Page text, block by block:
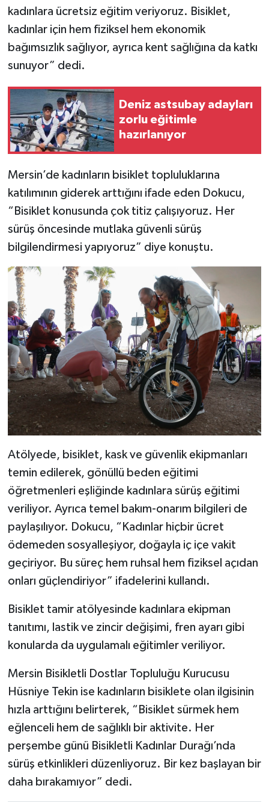
kadınlara ücretsiz eğitim veriyoruz. Bisiklet,
kadınlar için hem fiziksel hem ekonomik
bağımsızlık sağlıyor, ayrıca kent sağlığına da katkı
sunuyor” dedi.
Deniz astsubay adayları
zorlu eğitimle
hazırlanıyor
Mersin’de kadınların bisiklet topluluklarına
katılımının giderek arttığını ifade eden Dokucu,
“Bisiklet konusunda çok titiz çalışıyoruz. Her
sürüş öncesinde mutlaka güvenli sürüş
bilgilendirmesi yapıyoruz” diye konuştu.
Atölyede, bisiklet, kask ve güvenlik ekipmanları
temin edilerek, gönüllü beden eğitimi
öğretmenleri eşliğinde kadınlara sürüş eğitimi
veriliyor. Ayrıca temel bakım-onarım bilgileri de
paylaşılıyor. Dokucu, “Kadınlar hiçbir ücret
ödemeden sosyalleşiyor, doğayla iç içe vakit
geçiriyor. Bu süreç hem ruhsal hem fiziksel açıdan
onları güçlendiriyor” ifadelerini kullandı.
Bisiklet tamir atölyesinde kadınlara ekipman
tanıtımı, lastik ve zincir değişimi, fren ayarı gibi
konularda da uygulamalı eğitimler veriliyor.
Mersin Bisikletli Dostlar Topluluğu Kurucusu
Hüsniye Tekin ise kadınların bisiklete olan ilgisinin
hızla arttığını belirterek, “Bisiklet sürmek hem
eğlenceli hem de sağlıklı bir aktivite. Her
perşembe günü Bisikletli Kadınlar Durağı’nda
sürüş etkinlikleri düzenliyoruz. Bir kez başlayan bir
daha bırakamıyor” dedi.